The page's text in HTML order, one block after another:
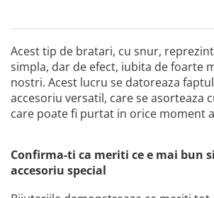
Acest tip de bratari, cu snur,
simpla, dar de efect, iubita de foarte
nostri. Acest lucru se datoreaza
accesoriu versatil, care se asorteaza
care poate fi purtat in orice moment
Confirma-ti ca meriti ce e mai bun
accesoriu special